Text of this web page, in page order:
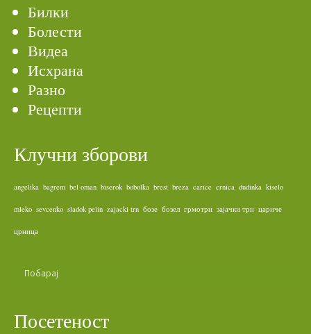
Билки
Болести
Видеа
Исхрана
Разно
Рецепти
Клучни зборови
angelika bagrem bel oman biserok bobolka brest breza carice crnica dudinka kiselo
mleko sevcenko sladok pelin zajacki trn бозе бозел грмотрн зајачки трн цариче
црница
Посетеност